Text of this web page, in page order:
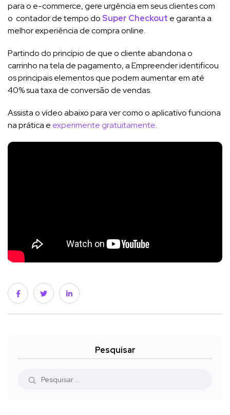
para o e-commerce, gere urgência em seus clientes com
o contador de tempo doSuper Checkout e garanta a
melhor experiência de compra online.
Partindo do princípio de que o cliente abandona o
carrinho na tela de pagamento, a Empreender identificou
os principais elementos que podem aumentar em até
40% sua taxa de conversão de vendas.
Assista o vídeo abaixo para ver como o aplicativo funciona
na prática e experimente gratuitamente.
Pesquisar